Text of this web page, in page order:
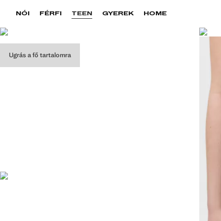
Ugrás a fő tartalomra
NŐI FÉRFI TEEN GYEREK HOME